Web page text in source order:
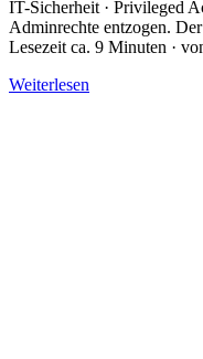
IT-Sicherheit · Privileged
Adminrechte entzogen.
Lesezeit ca. 9 Minuten ·
Weiterlesen